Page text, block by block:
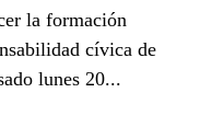
la formación
cívica de
lunes 20...